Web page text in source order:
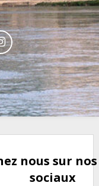
nous sur
sociaux